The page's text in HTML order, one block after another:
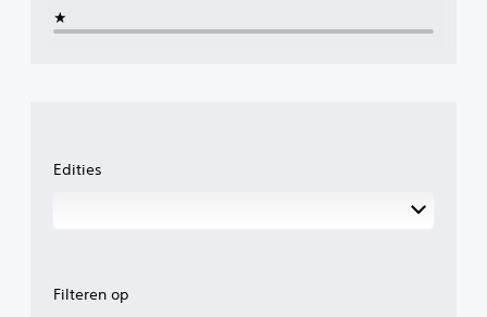
★
Edities
Filteren op